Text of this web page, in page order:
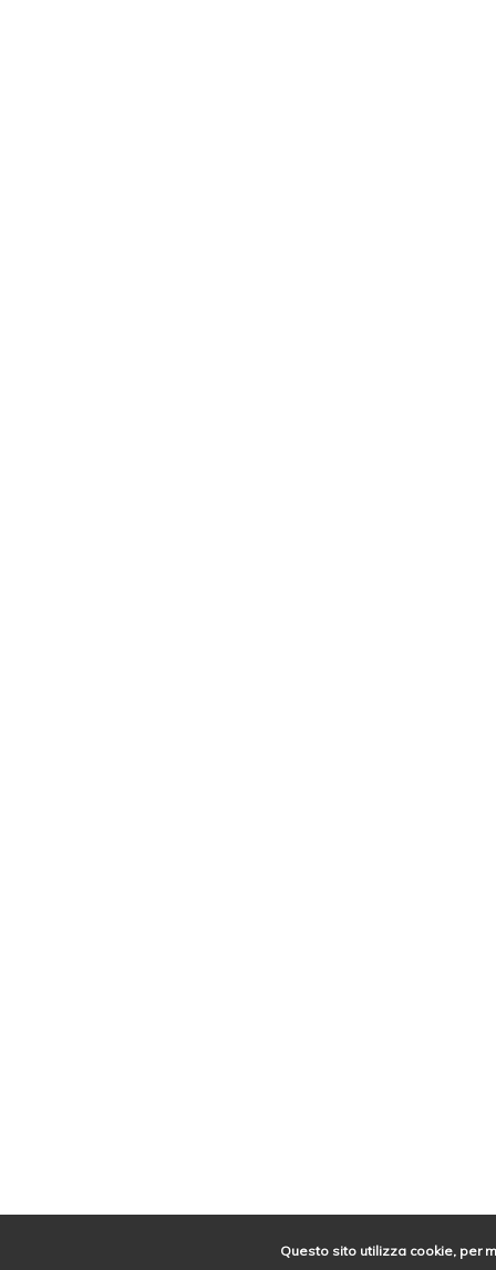
Questo sito utilizza cookie, per